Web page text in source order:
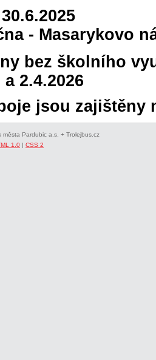
- Masarykovo
bez školního
a 2.4.2026
jsou zajištěny
Pardubic a.s. + Trolejbus.cz
1.0 | CSS 2